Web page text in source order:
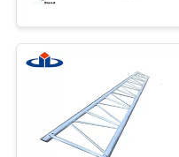
SITEMAP
PRIVACY
POLICY